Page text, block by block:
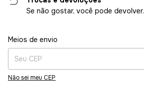
Se não gostar, você pode devolver.
Entregas para o CEP:
Meios de envio
Não sei meu CEP